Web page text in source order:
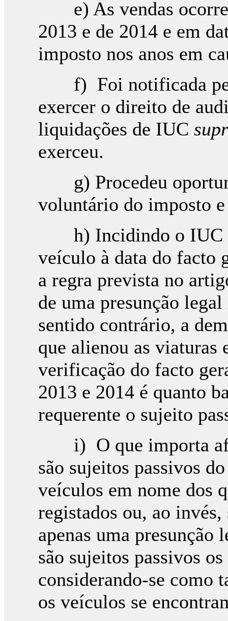
e) As vendas
2013 e de 2014 e em
imposto nos anos em
f) Foi notificada
exercer o direito de
liquidações de IUC
exerceu.
g) Procedeu
voluntário do imposto
h) Incidindo o IUC
veículo à data do facto
a regra prevista no
de uma presunção
sentido contrário, a
que alienou as viaturas
verificação do facto
2013 e 2014 é quanto
requerente o sujeito
i) O que importa
são sujeitos passivos
veículos em nome dos
registados ou, ao invés,
apenas uma
são sujeitos passivos
considerando-se como
os veículos se